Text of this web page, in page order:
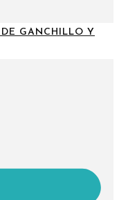
DE GANCHILLO Y